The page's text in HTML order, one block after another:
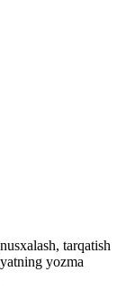
tarqatish
yozma